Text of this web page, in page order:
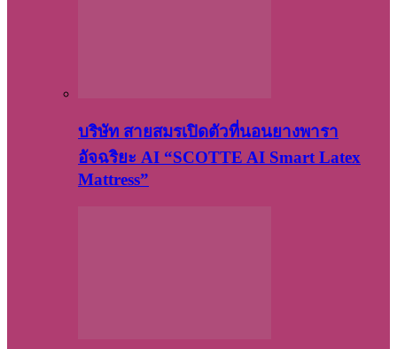
บริษัท สายสมรเปิดตัวที่นอนยางพารา
อัจฉริยะ AI “SCOTTE AI Smart Latex
Mattress”